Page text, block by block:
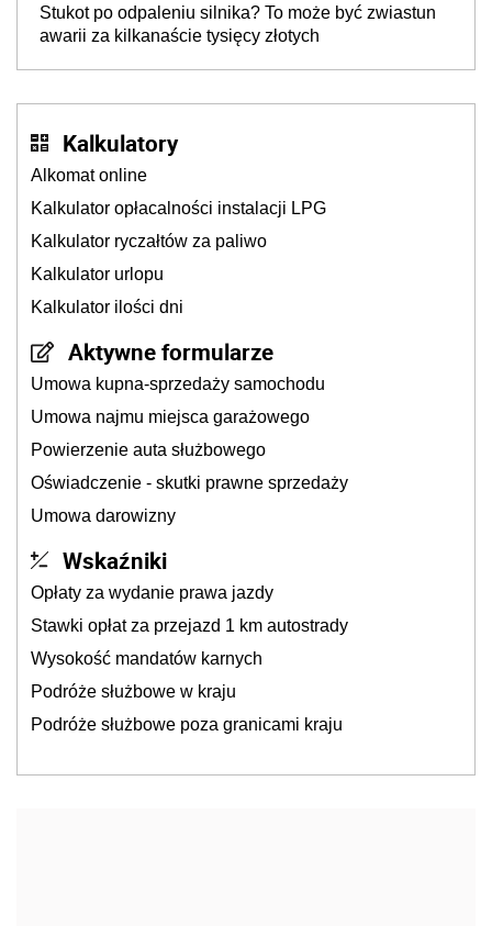
Stukot po odpaleniu silnika? To może być zwiastun
awarii za kilkanaście tysięcy złotych
Kalkulatory
Alkomat online
Kalkulator opłacalności instalacji LPG
Kalkulator ryczałtów za paliwo
Kalkulator urlopu
Kalkulator ilości dni
Aktywne formularze
Umowa kupna-sprzedaży samochodu
Umowa najmu miejsca garażowego
Powierzenie auta służbowego
Oświadczenie - skutki prawne sprzedaży
Umowa darowizny
Wskaźniki
Opłaty za wydanie prawa jazdy
Stawki opłat za przejazd 1 km autostrady
Wysokość mandatów karnych
Podróże służbowe w kraju
Podróże służbowe poza granicami kraju